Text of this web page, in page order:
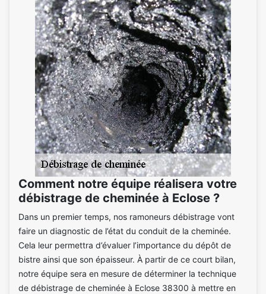
Comment notre équipe réalisera votre
débistrage de cheminée à Eclose ?
Dans un premier temps, nos ramoneurs débistrage vont
faire un diagnostic de l’état du conduit de la cheminée.
Cela leur permettra d’évaluer l’importance du dépôt de
bistre ainsi que son épaisseur. À partir de ce court bilan,
notre équipe sera en mesure de déterminer la technique
de débistrage de cheminée à Eclose 38300 à mettre en